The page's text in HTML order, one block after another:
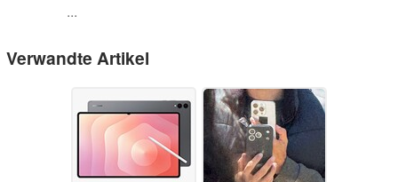
...
Verwandte Artikel